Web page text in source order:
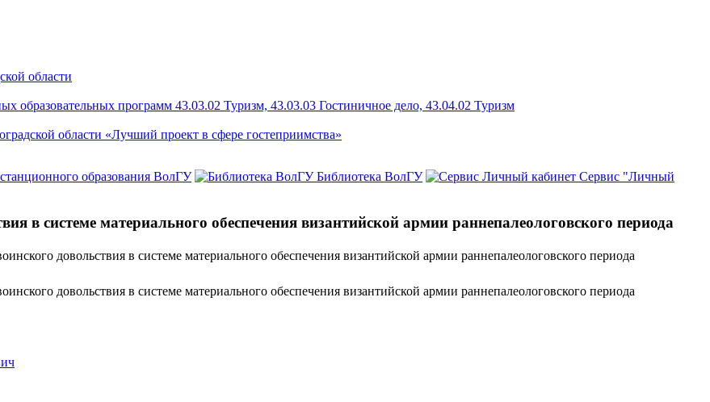
области
образовательных программ 43.03.02 Туризм, 43.03.03 Гостиничное дело, 43.04.02 Туризм
области «Лучший проект в сфере гостеприимства»
образования ВолГУ Библиотека ВолГУ
Сервис "Личный
в системе материального обеспечения византийской армии раннепалеологовского периода
довольствия в системе материального обеспечения византийской армии раннепалеологовского периода
довольствия в системе материального обеспечения византийской армии раннепалеологовского периода